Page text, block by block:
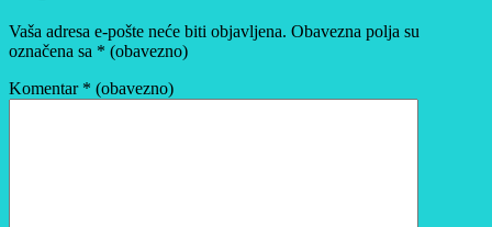
Vaša adresa e-pošte neće biti objavljena. Obavezna polja su
označena sa * (obavezno)
Komentar * (obavezno)